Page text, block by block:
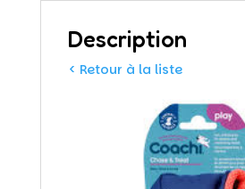
Description
< Retour à la liste